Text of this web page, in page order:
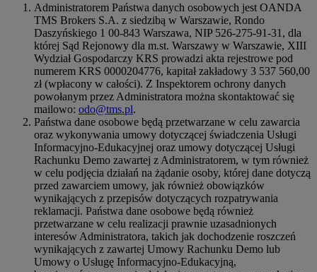
Administratorem Państwa danych osobowych jest OANDA
TMS Brokers S.A. z siedzibą w Warszawie, Rondo
Daszyńskiego 1 00-843 Warszawa, NIP 526-275-91-31, dla
której Sąd Rejonowy dla m.st. Warszawy w Warszawie, XIII
Wydział Gospodarczy KRS prowadzi akta rejestrowe pod
numerem KRS 0000204776, kapitał zakładowy 3 537 560,00
zł (wpłacony w całości). Z Inspektorem ochrony danych
powołanym przez Administratora można skontaktować się
mailowo: odo@tms.pl.
Państwa dane osobowe będą przetwarzane w celu zawarcia
oraz wykonywania umowy dotyczącej świadczenia Usługi
Informacyjno-Edukacyjnej oraz umowy dotyczącej Usługi
Rachunku Demo zawartej z Administratorem, w tym również
w celu podjęcia działań na żądanie osoby, której dane dotyczą
przed zawarciem umowy, jak również obowiązków
wynikających z przepisów dotyczących rozpatrywania
reklamacji. Państwa dane osobowe będą również
przetwarzane w celu realizacji prawnie uzasadnionych
interesów Administratora, takich jak dochodzenie roszczeń
wynikających z zawartej Umowy Rachunku Demo lub
Umowy o Usługę Informacyjno-Edukacyjną,